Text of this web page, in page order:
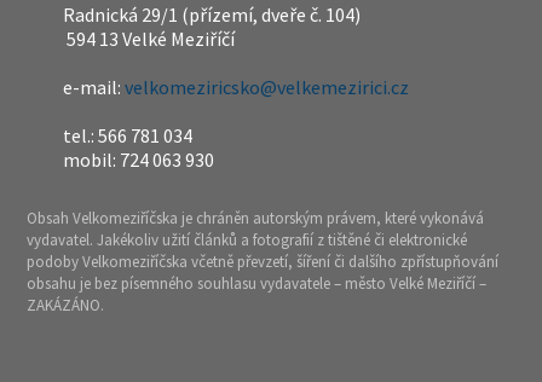
Radnická 29/1 (přízemí, dveře č. 104)
594 13 Velké Meziříčí
e-mail:velkomeziricsko@velkemezirici.cz
tel.: 566 781 034
mobil: 724 063 930
Obsah Velkomeziříčska je chráněn autorským právem, které vykonává
vydavatel. Jakékoliv užití článků a fotografií z tištěné či elektronické
podoby Velkomeziříčska včetně převzetí, šíření či dalšího zpřístupňování
obsahu je bez písemného souhlasu vydavatele – město Velké Meziříčí –
ZAKÁZÁNO.